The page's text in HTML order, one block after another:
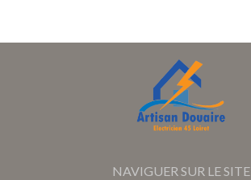
NAVIGUER SUR LE SITE